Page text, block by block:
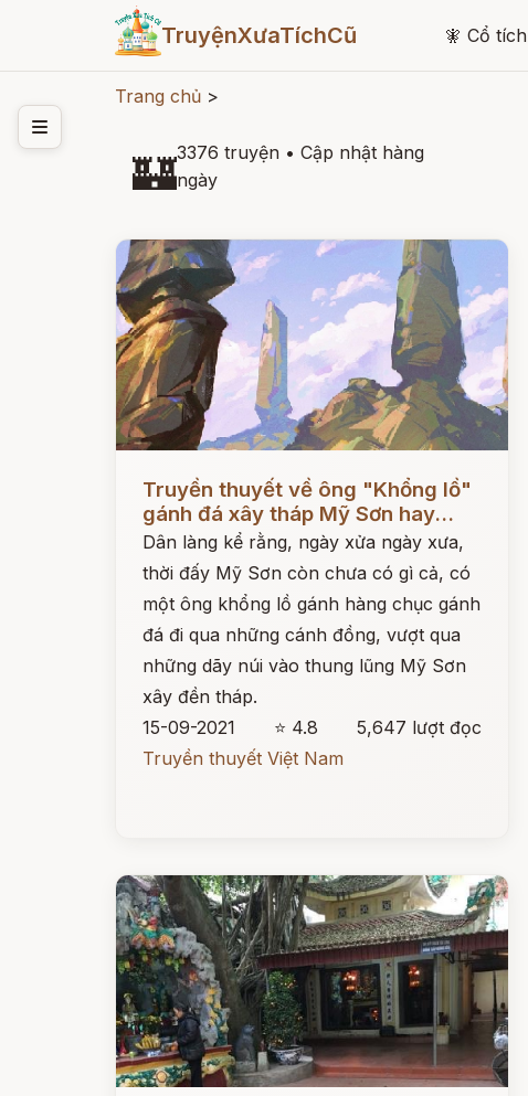
TruyệnXưaTíchCũ 🧚 Cổ tích
Trang chủ >
🏰3376 truyện • Cập nhật hàng
ngày
Đọc ngay
Truyền thuyết về ông "Khổng lồ"
gánh đá xây tháp Mỹ Sơn hay...
Dân làng kể rằng, ngày xửa ngày xưa,
thời đấy Mỹ Sơn còn chưa có gì cả, có
một ông khổng lồ gánh hàng chục gánh
đá đi qua những cánh đồng, vượt qua
những dãy núi vào thung lũng Mỹ Sơn
xây đền tháp.
15-09-2021
⭐ 4.8
5,647 lượt đọc
Truyền thuyết Việt Nam